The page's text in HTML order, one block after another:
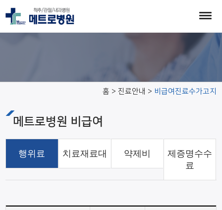
비급여진료수가고지
홈 > 진료안내 > 비급여진료수가고지
메트로병원 비급여
행위료 치료재료대 약제비
제증명수수
료